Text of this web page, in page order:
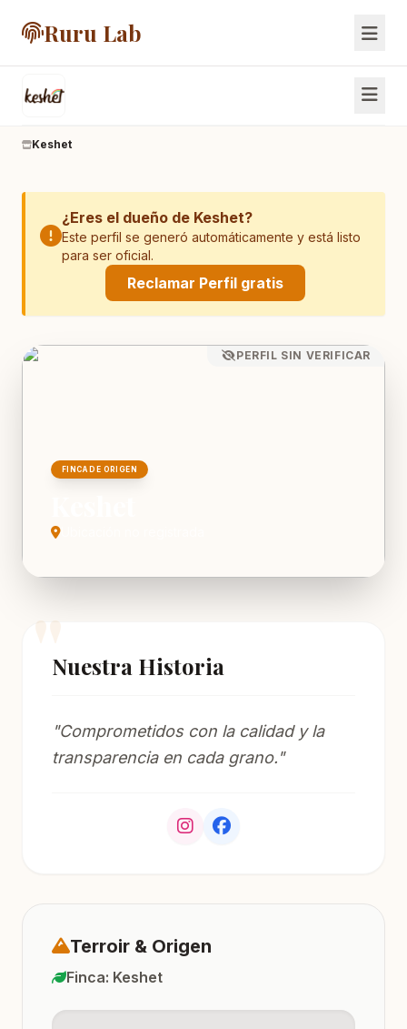
Ruru Lab
Tienda
Contáctanos
Carrito
Keshet
¿Eres el dueño de Keshet?
Este perfil se generó automáticamente y está listo
para ser oficial.
Reclamar Perfil gratis
PERFIL SIN VERIFICAR
FINCA DE ORIGEN
Nuestra Historia
"Comprometidos con la calidad y la
transparencia en cada grano."
Terroir & Origen
Finca: Keshet